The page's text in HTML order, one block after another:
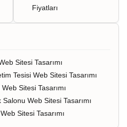
Fiyatları
Sitesi Tasarımı
Tesisi Web Sitesi Tasarımı
Sitesi Tasarımı
Web Sitesi Tasarımı
Sitesi Tasarımı